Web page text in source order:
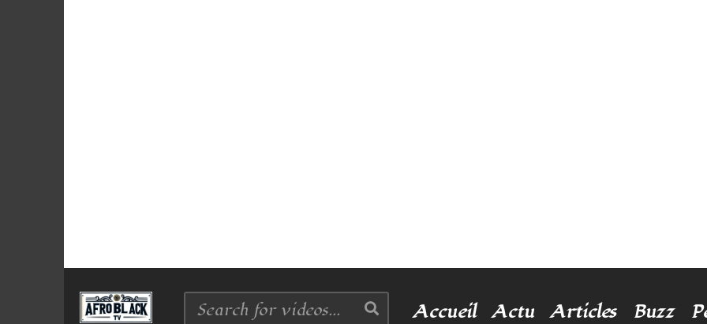
Accueil Actu Articles Buzz